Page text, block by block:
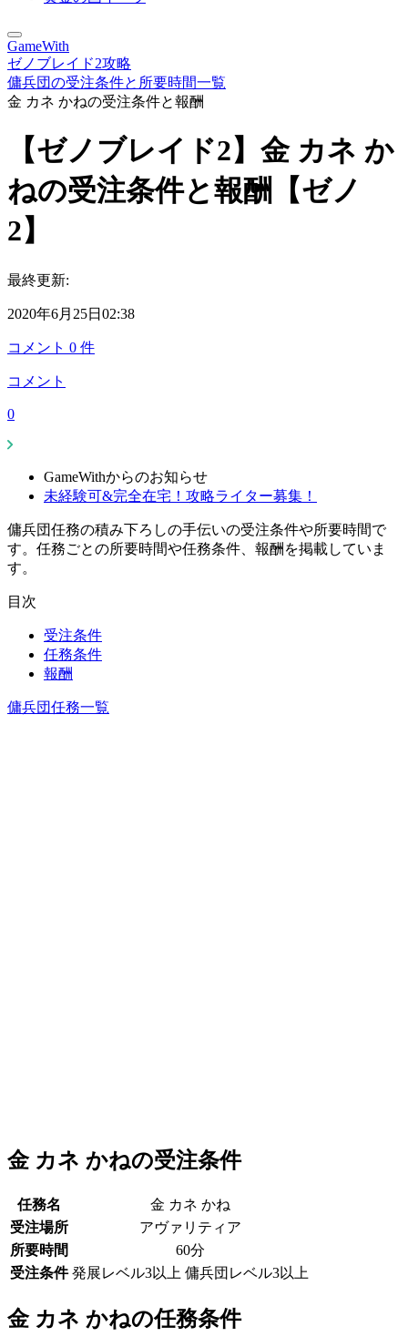
GameWith
ゼノブレイド2攻略
傭兵団の受注条件と所要時間一覧
金 カネ かねの受注条件と報酬
【ゼノブレイド2】金 カネ か
ねの受注条件と報酬【ゼノ
2】
最終更新:
2020年6月25日02:38
コメント 0 件
コメント
0
GameWithからのお知らせ
未経験可&完全在宅！攻略ライター募集！
傭兵団任務の積み下ろしの手伝いの受注条件や所要時間で
す。任務ごとの所要時間や任務条件、報酬を掲載していま
す。
目次
受注条件
任務条件
報酬
傭兵団任務一覧
金 カネ かねの受注条件
任務名
金 カネ かね
受注場所
アヴァリティア
所要時間
60分
受注条件 発展レベル3以上 傭兵団レベル3以上
金 カネ かねの任務条件